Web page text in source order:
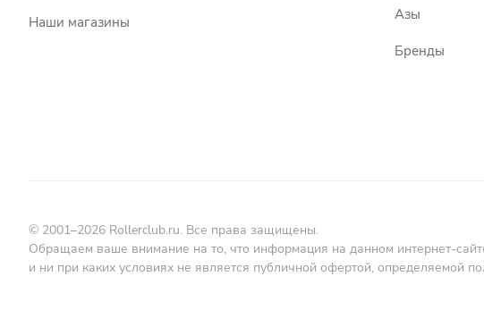
Наши магазины
Азы
Бренды
© 2001–2026 Rollerclub.ru. Все права защищены.
Обращаем ваше внимание на то, что информация на данном интернет-
и ни при каких условиях не является публичной офертой, определяемой